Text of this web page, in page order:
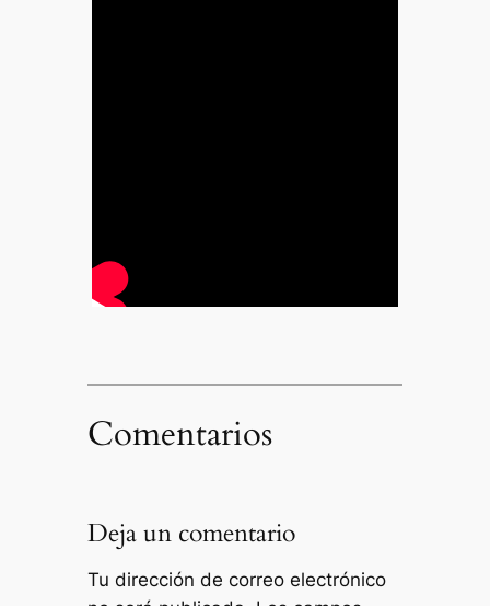
Comentarios
Deja un comentario
Tu dirección de correo electrónico